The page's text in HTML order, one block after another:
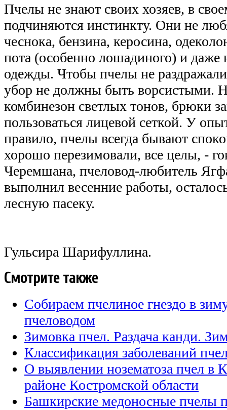
Пчелы не знают своих хозяев, в
подчиняются инстинкту. Они не
чеснока, бензина, керосина,
пота (особенно лошадиного) и даже
одежды. Чтобы пчелы не
убор не должны быть ворсистыми.
комбинезон светлых тонов, брюки
пользоваться лицевой сеткой. У
правило, пчелы всегда бывают
хорошо перезимовали, все целы, -
Черемшана, пчеловод-любитель
выполнил весенние работы,
лесную пасеку.
Гульсира Шарифуллина.
Смотрите также
Собираем пчелиное гнездо в
пчеловодом
Зимовка пчел. Раздача канди.
Классификация заболеваний
О выявлении нозематоза пчел в
районе Костромской области
Башкирские медоносные пчелы